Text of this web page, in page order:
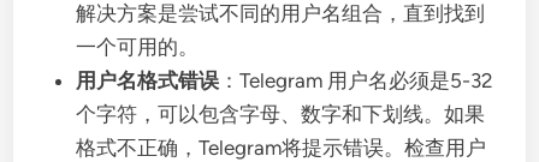
解决方案是尝试不同的用户名组合，直到找到
一个可用的。
用户名格式错误 ：Telegram 用户名必须是5-32
个字符，可以包含字母、数字和下划线。如果
格式不正确，Telegram将提示错误。检查用户